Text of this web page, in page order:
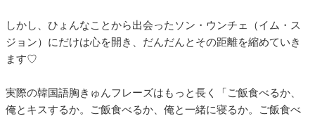
しかし、ひょんなことから出会ったソン・ウンチェ（イム・ス
ジョン）にだけは心を開き、だんだんとその距離を縮めていき
ます♡
実際の韓国語胸きゅんフレーズはもっと長く「ご飯食べるか、
俺とキスするか。ご飯食べるか、俺と一緒に寝るか。ご飯食べ